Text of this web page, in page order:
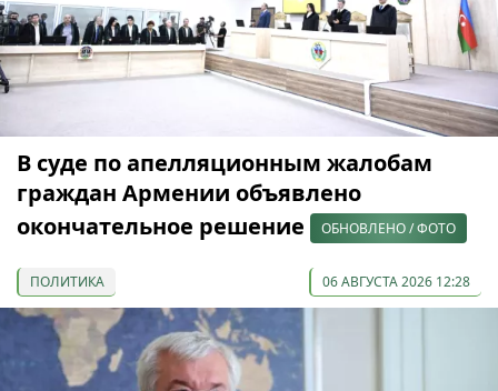
В суде по апелляционным жалобам
граждан Армении объявлено
окончательное решение
ОБНОВЛЕНО / ФОТО
ПОЛИТИКА 06 АВГУСТА 2026 12:28